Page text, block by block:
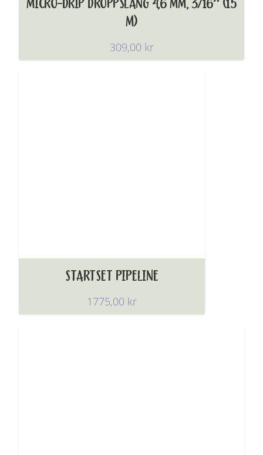
MICRO-DRIP DROPPSLANG 4,6 MM, 3/16″ (15
M)
309,00 kr
STARTSET PIPELINE
1775,00 kr